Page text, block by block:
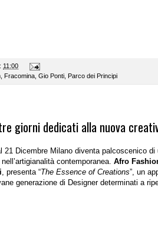
11:00
, Fracomina, Gio Ponti, Parco dei Principi
giorni dedicati alla nuova
21 Dicembre Milano diventa palcoscenico
contemporanea. Afro
, presenta “The Essence of Creations” , un
generazione di Designer determinati a